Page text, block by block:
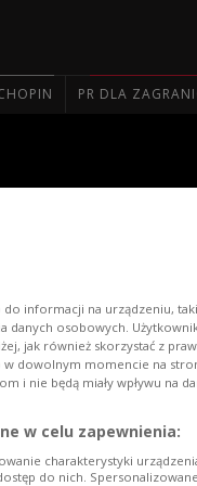
PR DLA
2021.
informacji na urządzeniu,
danych osobowych.
jak również skorzystać z
w dowolnym momencie na
i nie będą miały wpływu na
w celu zapewnienia:
charakterystyki
do nich.